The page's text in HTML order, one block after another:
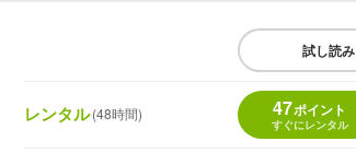
試し読み
レンタル(48時間) 47ポイント
すぐにレンタル